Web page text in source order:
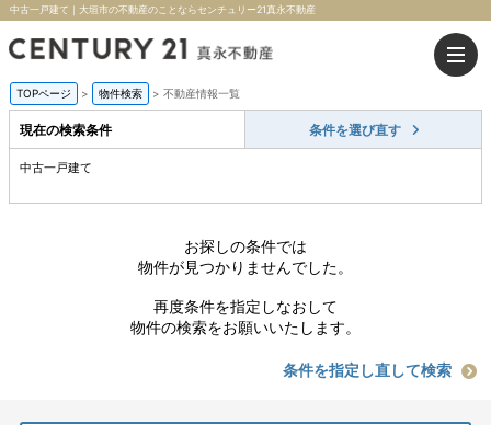
中古一戸建て｜大垣市の不動産のことならセンチュリー21真永不動産
TOPページ > 物件検索 > 不動産情報一覧
現在の検索条件 条件を選び直す
中古一戸建て
お探しの条件では
物件が見つかりませんでした。
再度条件を指定しなおして
物件の検索をお願いいたします。
条件を指定し直して検索